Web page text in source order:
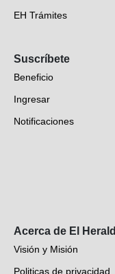
EH Trámites
EH Verifica
Fotogalerías
Deportes
Videos
Suscríbete
Beneficio
Ingresar
Notificaciones
Acerca de El
Visión y Misión
Politicas de privacidad